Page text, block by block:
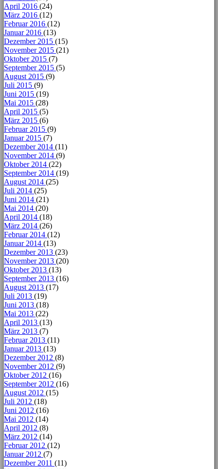
April 2016 (24)
März 2016 (12)
Februar 2016 (12)
Januar 2016 (13)
Dezember 2015 (15)
November 2015 (21)
Oktober 2015 (7)
September 2015 (5)
August 2015 (9)
Juli 2015 (9)
Juni 2015 (19)
Mai 2015 (28)
April 2015 (5)
März 2015 (6)
Februar 2015 (9)
Januar 2015 (7)
Dezember 2014 (11)
November 2014 (9)
Oktober 2014 (22)
September 2014 (19)
August 2014 (25)
Juli 2014 (25)
Juni 2014 (21)
Mai 2014 (20)
April 2014 (18)
März 2014 (26)
Februar 2014 (12)
Januar 2014 (13)
Dezember 2013 (23)
November 2013 (20)
Oktober 2013 (13)
September 2013 (16)
August 2013 (17)
Juli 2013 (19)
Juni 2013 (18)
Mai 2013 (22)
April 2013 (13)
März 2013 (7)
Februar 2013 (11)
Januar 2013 (13)
Dezember 2012 (8)
November 2012 (9)
Oktober 2012 (16)
September 2012 (16)
August 2012 (15)
Juli 2012 (18)
Juni 2012 (16)
Mai 2012 (14)
April 2012 (8)
März 2012 (14)
Februar 2012 (12)
Januar 2012 (7)
Dezember 2011 (11)